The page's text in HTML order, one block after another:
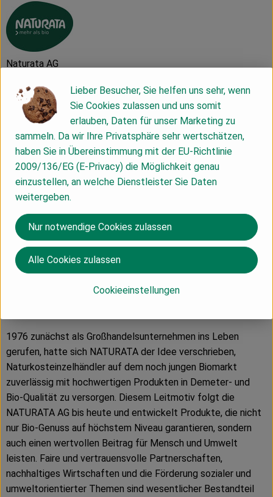
Naturata AG
D 71672 Marbach
Die NATURATA AG – „Wir leben Bio 4.0“
Als führender Anbieter von biologischen und bio-
dynamischen Lebensmitteln zeichnet sich die NATURATA AG
durch beste Qualität, Nachhaltigkeit und einzigartigen
Geschmack aus. Die Marke macht dabei den extra Schritt,
um Verbrauchern mehr als Standard Bio zu garantieren. Die
rund 300 Premium-Produkte enthalten daher ausschließlich
natürliche, biologische Zutaten und werden besonders
schonend weiterverarbeitet. Über 50 Prozent der
produzierten Produkte haben zudem Demeter-Qualität.
Verpackungsmaterialien sowie besondere, langlebige
1976 zunächst als Großhandelsunternehmen ins Leben
gerufen, hatte sich NATURATA der Idee verschrieben,
Naturkosteinzelhändler auf dem noch jungen Biomarkt
zuverlässig mit hochwertigen Produkten in Demeter- und
Bio-Qualität zu versorgen. Diesem Leitmotiv folgt die
NATURATA AG bis heute und entwickelt Produkte, die nicht
nur Bio-Genuss auf höchstem Niveau garantieren, sondern
auch einen wertvollen Beitrag für Mensch und Umwelt
leisten. Faire und vertrauensvolle Partnerschaften,
nachhaltiges Wirtschaften und die Förderung sozialer und
umweltorientierter Themen sind wesentlicher Bestandteil
Lieber Besucher, Sie helfen uns sehr, wenn
Sie Cookies zulassen und uns somit
erlauben, Daten für unser Marketing zu
sammeln. Da wir Ihre Privatsphäre sehr wertschätzen,
haben Sie in Übereinstimmung mit der EU-Richtlinie
2009/136/EG (E-Privacy) die Möglichkeit genau
einzustellen, an welche Dienstleister Sie Daten
weitergeben.
Cookieeinstellungen
Nur notwendige Cookies zulassen
Alle Cookies zulassen